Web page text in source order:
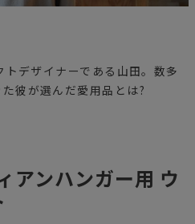
トデザイナーである山田。数多
彼が選んだ愛用品とは?
アンハンガー用 ウ